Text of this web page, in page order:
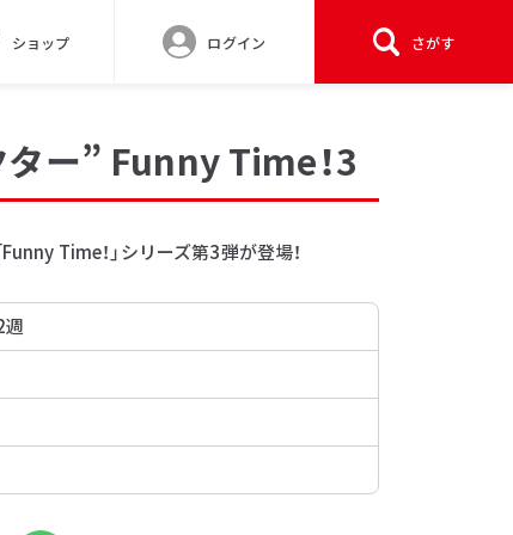
ショップ ログイン さがす
ー” Funny Time！3
Time！」シリーズ第3弾が登場！
週